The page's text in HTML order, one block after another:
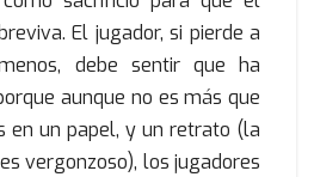
El jugador, si pierde a
debe sentir que ha
aunque no es más que
en un papel, y un retrato (la
vergonzoso), los jugadores